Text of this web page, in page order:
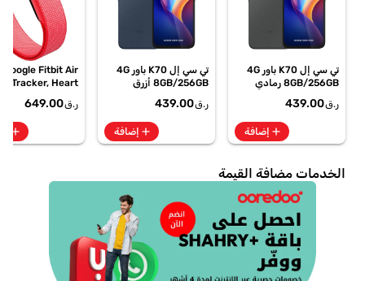
تي سي إل K70 باور 4G
8GB/256GB رمادي
ر.ق439.00
add إضافة
تي سي إل K70 باور 4G
8GB/256GB أزرق
ر.ق439.00
add إضافة
Google Fitbit Air
Tracker, Heart
Battery Berry -
GA11016 | 1 Year
Warranty
ر.ق649.00
add
الخدمات مضافة القيمة